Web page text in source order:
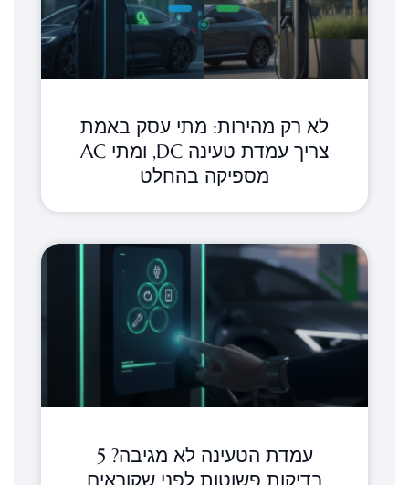
לא רק מהירות: מתי עסק באמת
צריך עמדת טעינה DC, ומתי AC
מספיקה בהחלט
עמדת הטעינה לא מגיבה? 5